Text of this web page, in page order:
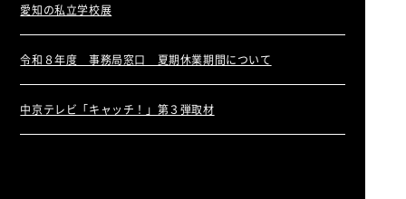
愛知の私立学校展
令和８年度 事務局窓口 夏期休業期間について
中京テレビ「キャッチ！」第３弾取材